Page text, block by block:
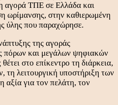
αγορά ΤΠΕ σε Ελλάδα και
ωρίμανσης, στην καθιερωμένη
ύλης που παραχώρησε.
της αγοράς
πόρων και μεγάλων ψηφιακών
στο επίκεντρο τη διάρκεια,
λειτουργική υποστήριξη των
αξία για τον πελάτη, τον